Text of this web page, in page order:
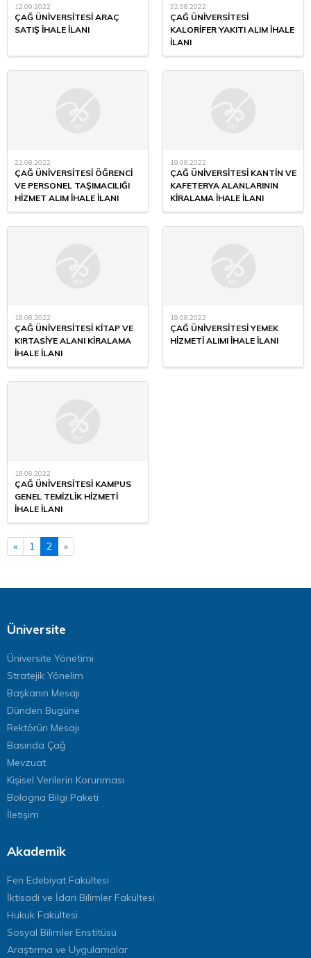
12.09.2022
ÇAĞ ÜNİVERSİTESİ ARAÇ
SATIŞ İHALE İLANI
22.08.2022
ÇAĞ ÜNİVERSİTESİ
KALORİFER YAKITI ALIM İHALE
İLANI
22.08.2022
ÇAĞ ÜNİVERSİTESİ ÖĞRENCİ
VE PERSONEL TAŞIMACILIĞI
HİZMET ALIM İHALE İLANI
19.08.2022
ÇAĞ ÜNİVERSİTESİ KANTİN VE
KAFETERYA ALANLARININ
KİRALAMA İHALE İLANI
19.08.2022
ÇAĞ ÜNİVERSİTESİ KİTAP VE
KIRTASİYE ALANI KİRALAMA
İHALE İLANI
19.08.2022
ÇAĞ ÜNİVERSİTESİ YEMEK
HİZMETİ ALIMI İHALE İLANI
18.08.2022
ÇAĞ ÜNİVERSİTESİ KAMPUS
GENEL TEMİZLİK HİZMETİ
İHALE İLANI
« 1 2 »
Üniversite
Üniversite Yönetimi
Stratejik Yönelim
Başkanın Mesajı
Dünden Bugüne
Rektörün Mesajı
Basında Çağ
Mevzuat
Kişisel Verilerin Korunması
Bologna Bilgi Paketi
İletişim
Akademik
Fen Edebiyat Fakültesi
İktisadi ve İdari Bilimler Fakültesi
Hukuk Fakültesi
Sosyal Bilimler Enstitüsü
Araştırma ve Uygulamalar